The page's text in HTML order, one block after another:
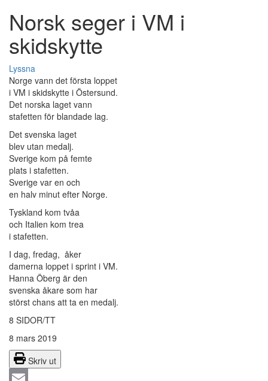
Norsk seger i VM i
skidskytte
Lyssna
Norge vann det första loppet
i VM i skidskytte i Östersund.
Det norska laget vann
stafetten för blandade lag.
Det svenska laget
blev utan medalj.
Sverige kom på femte
plats i stafetten.
Sverige var en och
en halv minut efter Norge.
Tyskland kom tvåa
och Italien kom trea
i stafetten.
I dag, fredag, åker
damerna loppet i sprint i VM.
Hanna Öberg är den
svenska åkare som har
störst chans att ta en medalj.
8 SIDOR/TT
8 mars 2019
Skriv ut